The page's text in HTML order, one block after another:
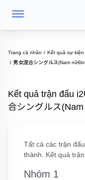
Trang cá nhân Kết quả sự kiện
男女混合シングルス(Nam
Kết quả trận đấu
合シングルス
Tất cả các trận
thành. Kết quả
Nhóm 1